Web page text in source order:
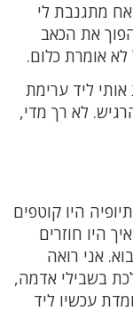
מתגנבת לי
את הכאב
אומרת כלום.
אותי ליד ערימת
לא רך מדי,
היו קוטפים
היו חוזרים
אני רואה
בשבילי אדמה,
עכשיו ליד